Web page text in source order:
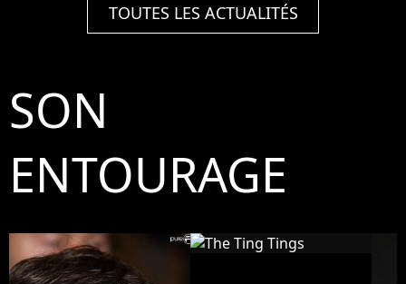
TOUTES LES ACTUALITÉS
SON
ENTOURAGE